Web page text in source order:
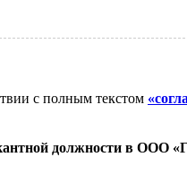
с полным текстом
должности в ООО